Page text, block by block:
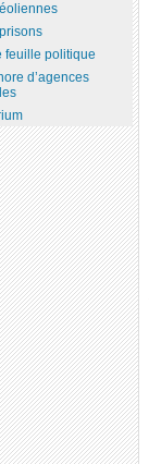
feuille politique
d’agences